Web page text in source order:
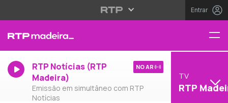
Entrar
RTP Notícias (RTP
Madeira)
Emissão em simultâneo com RTP
Notícias
NO AR
TV
RTP